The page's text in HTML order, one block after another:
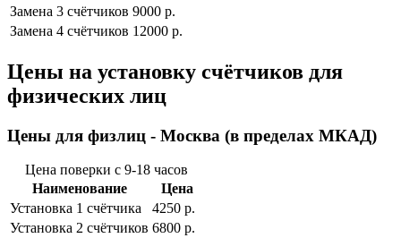
Замена 3 cчётчиков 9000 р.
Замена 4 cчётчиков 12000 р.
Цены на установку счётчиков для
физических лиц
Цены для физлиц - Москва (в пределах МКАД)
Цена поверки с 9-18 часов
Наименование
Цена
Установка 1 cчётчика
4250 р.
Установка 2 cчётчиков 6800 р.